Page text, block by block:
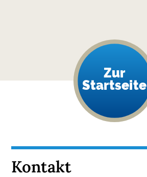
Zur
Startseite
Kontakt